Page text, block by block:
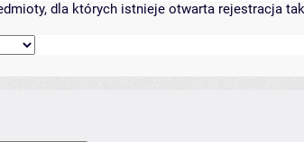
dla których istnieje otwarta rejestracja